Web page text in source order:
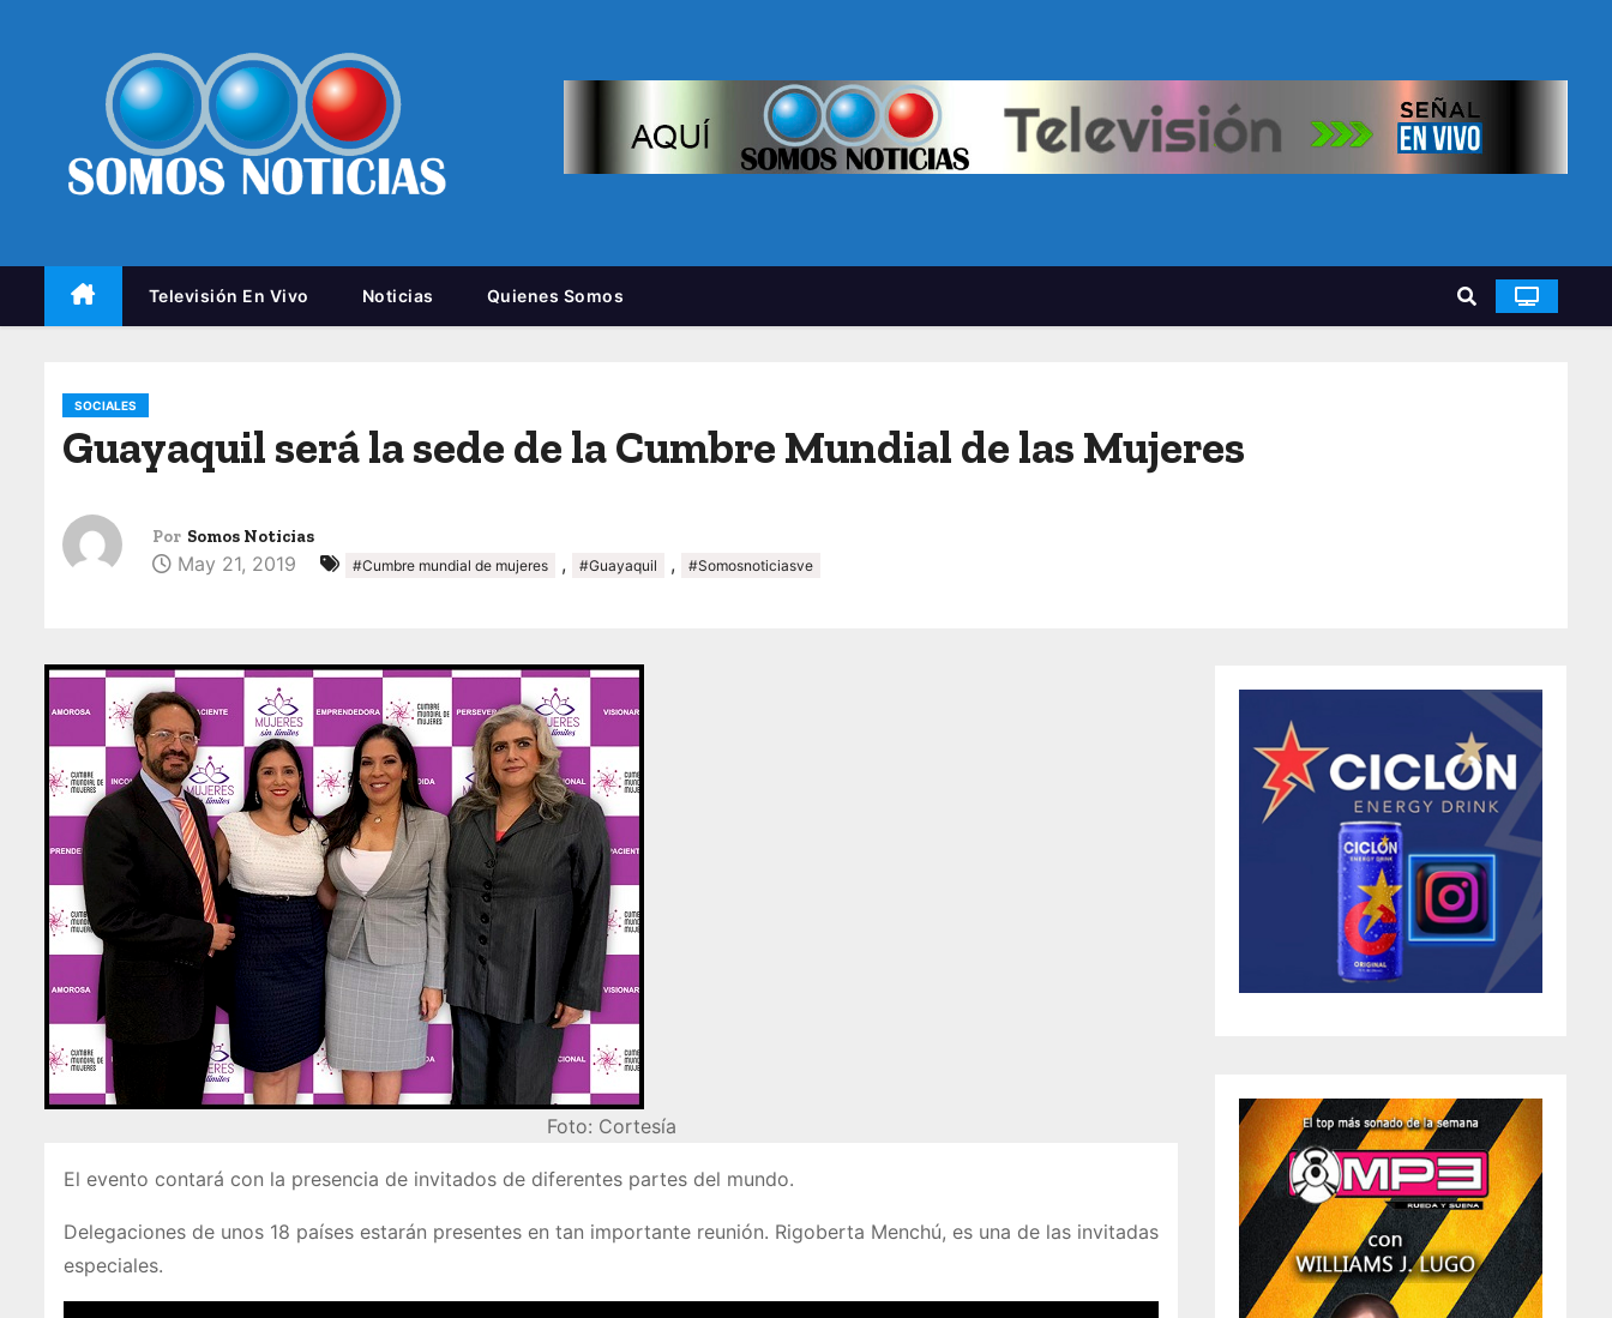
Televisión En Vivo Noticias Quienes Somos
SOCIALES
Guayaquil será la sede de la Cumbre Mundial de las Mujeres
Por Somos Noticias
May 21, 2019 #Cumbre mundial de mujeres , #Guayaquil , #Somosnoticiasve
Foto: Cortesía
El evento contará con la presencia de invitados de diferentes partes del mundo.
Delegaciones de unos 18 países estarán presentes en tan importante reunión. Rigoberta Menchú, es una de las invitadas
especiales.